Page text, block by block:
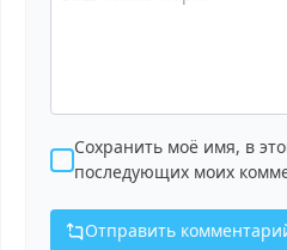
Сохранить моё имя, в
последующих моих
Отправить